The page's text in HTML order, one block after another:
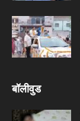
बॉलीवुड